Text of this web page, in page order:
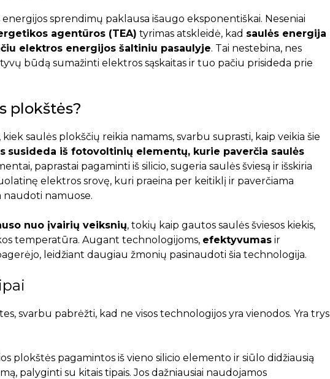
energijos sprendimų paklausa išaugo eksponentiškai. Neseniai
agentūros (TEA) tyrimas atskleidė, kad saulės energija
elektros energijos šaltiniu pasaulyje. Tai nestebina, nes
būdą sumažinti elektros sąskaitas ir tuo pačiu prisideda prie
plokštės?
saulės plokščių reikia namams, svarbu suprasti, kaip veikia šie
susideda iš fotovoltinių elementų, kurie paverčia saulės
paprastai pagaminti iš silicio, sugeria saulės šviesą ir išskiria
elektros srovę, kuri praeina per keitiklį ir paverčiama
naudoti namuose.
nuo įvairių veiksnių, tokių kaip gautos saulės šviesos kiekis,
temperatūra. Augant technologijoms, efektyvumasir
leidžiant daugiau žmonių pasinaudoti šia technologija.
svarbu pabrėžti, kad ne visos technologijos yra vienodos. Yra trys
plokštės pagamintos iš vieno silicio elemento ir siūlo didžiausią
palyginti su kitais tipais. Jos dažniausiai naudojamos